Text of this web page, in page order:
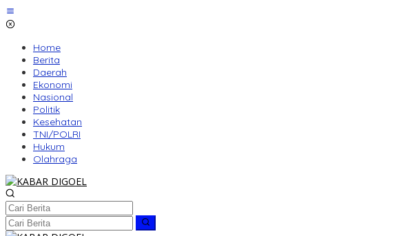
Lewati
ke
Home
Berita
Daerah
Ekonomi
Nasional
Politik
Kesehatan
TNI/POLRI
Hukum
Olahraga